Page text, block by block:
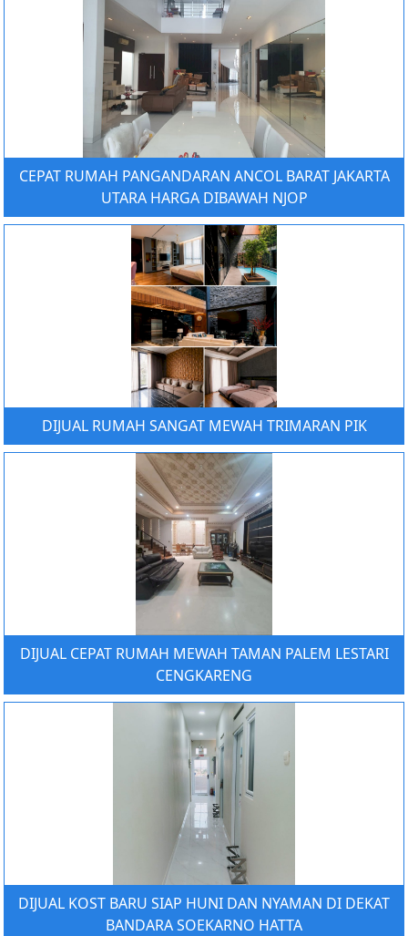
CEPAT RUMAH PANGANDARAN ANCOL BARAT JAKARTA
UTARA HARGA DIBAWAH NJOP
DIJUAL RUMAH SANGAT MEWAH TRIMARAN PIK
DIJUAL CEPAT RUMAH MEWAH TAMAN PALEM LESTARI
CENGKARENG
DIJUAL KOST BARU SIAP HUNI DAN NYAMAN DI DEKAT
BANDARA SOEKARNO HATTA